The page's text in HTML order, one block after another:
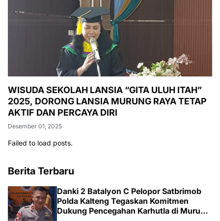
WISUDA SEKOLAH LANSIA “GITA ULUH ITAH”
2025, DORONG LANSIA MURUNG RAYA TETAP
AKTIF DAN PERCAYA DIRI
Desember 01, 2025
Failed to load posts.
Berita Terbaru
Danki 2 Batalyon C Pelopor Satbrimob
Polda Kalteng Tegaskan Komitmen
Dukung Pencegahan Karhutla di Murung